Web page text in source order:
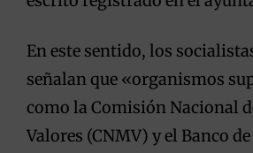
En este sentido, los
señalan que «organismos
como la Comisión Nacional
Valores (CNMV) y el Banco